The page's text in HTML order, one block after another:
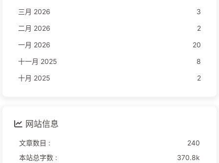
三月 2026
3
二月 2026
2
一月 2026
20
十一月 2025
8
十月 2025
2
网站信息
文章数目 :
240
本站总字数 :
370.8k